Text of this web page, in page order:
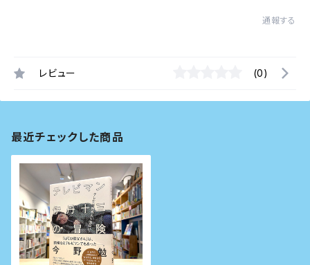
通報する
レビュー (0)
最近チェックした商品